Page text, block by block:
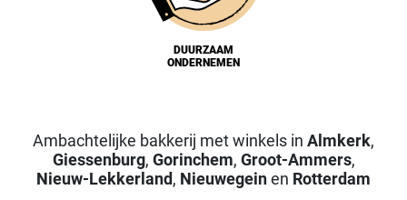
DUURZAAM
ONDERNEMEN
Ambachtelijke bakkerij met winkels in Almkerk,
Giessenburg, Gorinchem, Groot-Ammers,
Nieuw-Lekkerland, Nieuwegeinen Rotterdam